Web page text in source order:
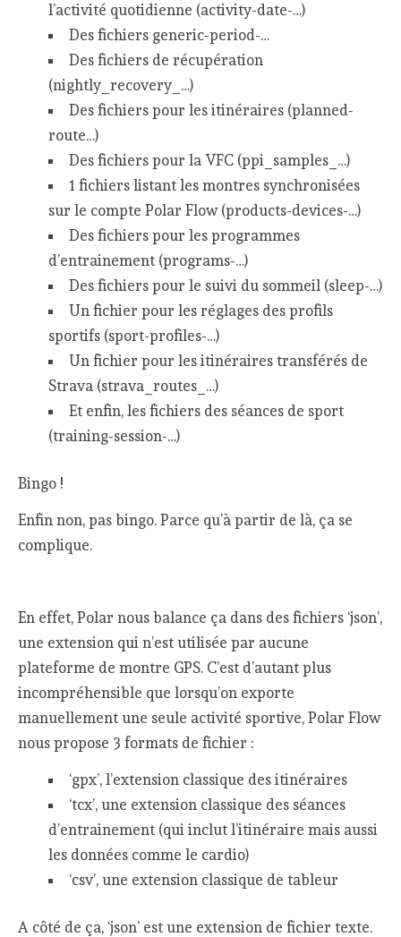
l’activité quotidienne (activity-date-…)
Des fichiers generic-period-…
Des fichiers de récupération
(nightly_recovery_…)
Des fichiers pour les itinéraires (planned-
route…)
Des fichiers pour la VFC (ppi_samples_…)
1 fichiers listant les montres synchronisées
sur le compte Polar Flow (products-devices-…)
Des fichiers pour les programmes
d’entrainement (programs-…)
Des fichiers pour le suivi du sommeil (sleep-…)
Un fichier pour les réglages des profils
sportifs (sport-profiles-…)
Un fichier pour les itinéraires transférés de
Strava (strava_routes_…)
Et enfin, les fichiers des séances de sport
(training-session-…)
Bingo !
Enfin non, pas bingo. Parce qu’à partir de là, ça se
complique.
En effet, Polar nous balance ça dans des fichiers ‘json’,
une extension qui n’est utilisée par aucune
plateforme de montre GPS. C’est d’autant plus
incompréhensible que lorsqu’on exporte
manuellement une seule activité sportive, Polar Flow
nous propose 3 formats de fichier :
‘gpx’, l’extension classique des itinéraires
‘tcx’, une extension classique des séances
d’entrainement (qui inclut l’itinéraire mais aussi
les données comme le cardio)
‘csv’, une extension classique de tableur
A côté de ça, ‘json’ est une extension de fichier texte.